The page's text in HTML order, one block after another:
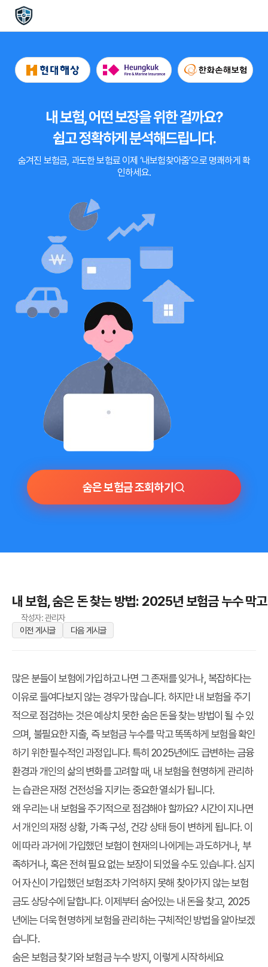
내 보험, 어떤 보장을 위한 걸까요?
쉽고 정확하게 분석해드립니다.
숨겨진 보험금, 과도한 보험료이제 ‘내보험찾아줌’으로 명쾌하게 확
인하세요.
숨은 보험금 조회하기
내 보험, 숨은 돈 찾는 방법: 2025년 보험금 누수 막
작성자: 관리자
이전 게시글
다음 게시글
많은 분들이 보험에 가입하고 나면 그 존재를 잊거나, 복잡하다는
이유로 들여다보지 않는 경우가 많습니다. 하지만내 보험을 주기
적으로 점검하는 것은 예상치 못한숨은 돈을 찾는 방법이 될 수 있
으며, 불필요한 지출, 즉보험금 누수를 막고 똑똑하게 보험을 확인
하기 위한 필수적인 과정입니다. 특히 2025년에도 급변하는 금융
환경과 개인의 삶의 변화를 고려할 때, 내 보험을 현명하게 관리하
는 습관은 재정 건전성을 지키는 중요한 열쇠가 됩니다.
왜 우리는 내 보험을 주기적으로 점검해야 할까요? 시간이 지나면
서 개인의 재정 상황, 가족 구성, 건강 상태 등이 변하게 됩니다. 이
에 따라 과거에 가입했던 보험이 현재의 나에게는 과도하거나, 부
족하거나, 혹은 전혀 필요 없는 보장이 되었을 수도 있습니다. 심지
어 자신이 가입했던 보험조차 기억하지 못해 찾아가지 않는 보험
금도 상당수에 달합니다. 이제부터 숨어있는 내 돈을 찾고, 2025
년에는 더욱 현명하게 보험을 관리하는 구체적인 방법을 알아보겠
습니다.
숨은 보험금 찾기와 보험금 누수 방지, 이렇게 시작하세요